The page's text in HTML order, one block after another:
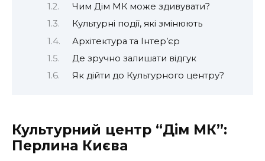
Чим Дім МК може здивувати?
Культурні події, які змінюють
Архітектура та Інтер’єр
Де зручно залишати відгук
Як дійти до Культурного центру?
Культурний центр “Дім МК”:
Перлина Києва